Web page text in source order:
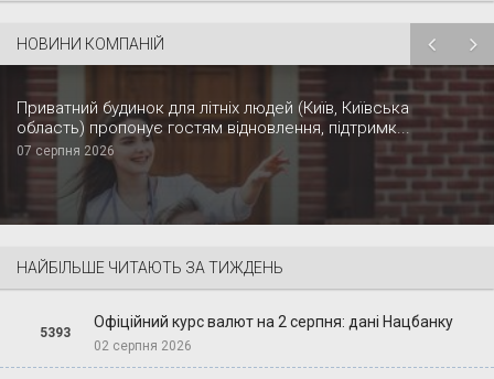
НОВИНИ КОМПАНІЙ
Приватний будинок для літніх людей (Київ, Київська
область) пропонує гостям відновлення, підтримк...
07 серпня 2026
НАЙБІЛЬШЕ ЧИТАЮТЬ ЗА ТИЖДЕНЬ
5393
Офіційний курс валют на 2 серпня: дані Нацбанку
02 серпня 2026